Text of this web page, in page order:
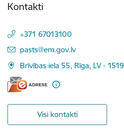
Kontakti
+371 67013100
E-pasts:
pasts@em.gov.lv
Brīvības iela 55, Rīga, LV - 1519
Visi kontakti